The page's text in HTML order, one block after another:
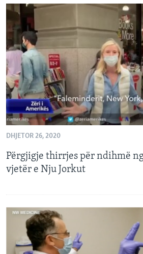
DHJETOR 26, 2020
Përgjigje thirrjes për ndihmë
vjetër e Nju Jorkut